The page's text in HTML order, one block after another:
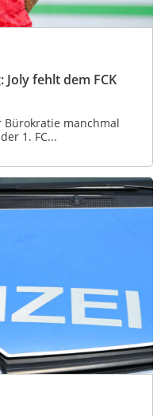
fehlt dem FCK
manchmal
1. FC...